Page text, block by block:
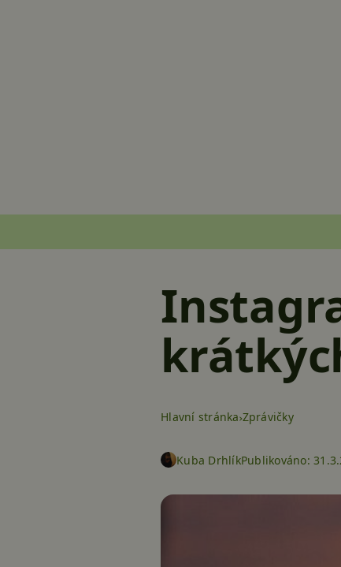
Hlavní stránka Zprávičky
Kuba DrhlíkPublikováno: